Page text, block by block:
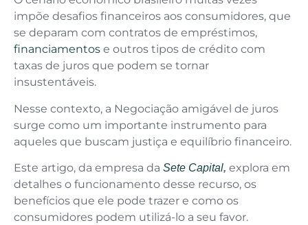
impõe desafios financeiros aos consumidores, que
se deparam com contratos de empréstimos,
financiamentos e outros tipos de crédito com
taxas de juros que podem se tornar
insustentáveis.
Nesse contexto, a Negociação amigável de juros
surge como um importante instrumento para
aqueles que buscam justiça e equilíbrio financeiro.
Este artigo, da empresa da Sete Capital, explora em
detalhes o funcionamento desse recurso, os
benefícios que ele pode trazer e como os
consumidores podem utilizá-lo a seu favor.